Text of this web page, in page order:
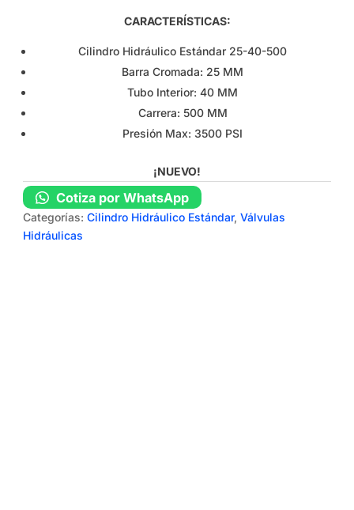
CARACTERÍSTICAS:
Cilindro Hidráulico Estándar 25-40-500
Barra Cromada: 25 MM
Tubo Interior: 40 MM
Carrera: 500 MM
Presión Max: 3500 PSI
¡NUEVO!
Cotiza por WhatsApp
Categorías:Cilindro Hidráulico Estándar,Válvulas
Hidráulicas